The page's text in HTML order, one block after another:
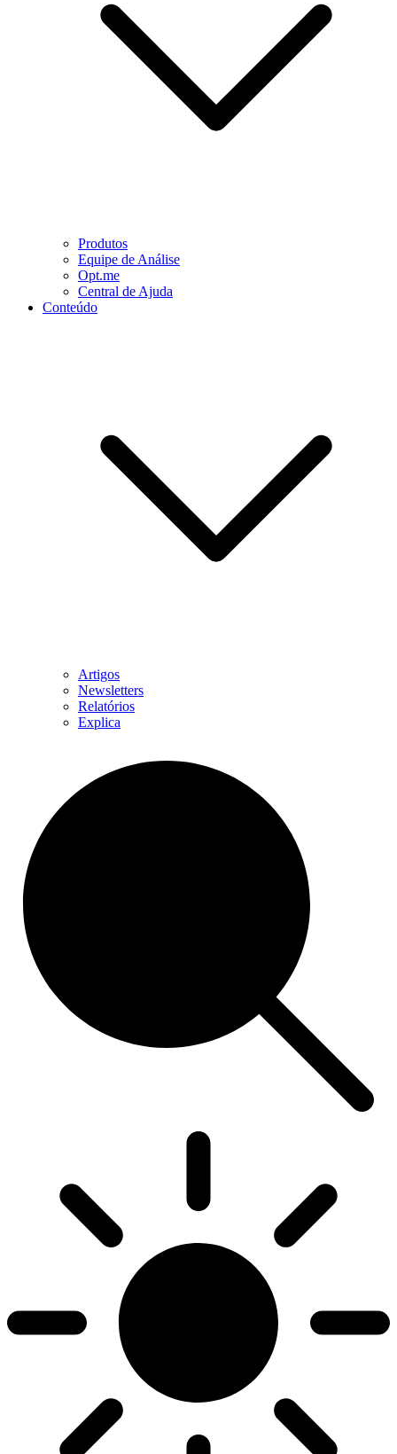
Produtos
Equipe de Análise
Opt.me
Central de Ajuda
Conteúdo
Artigos
Newsletters
Relatórios
Explica